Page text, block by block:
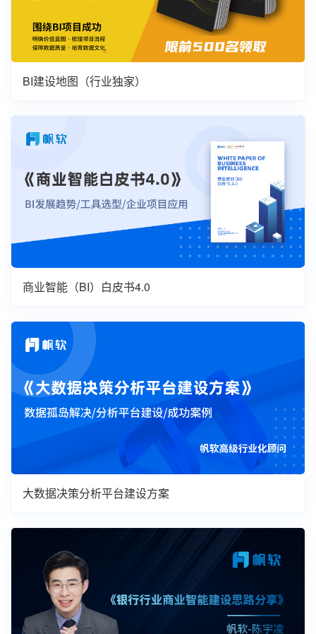
BI建设地图（行业独家）
商业智能（BI）白皮书4.0
大数据决策分析平台建设方案